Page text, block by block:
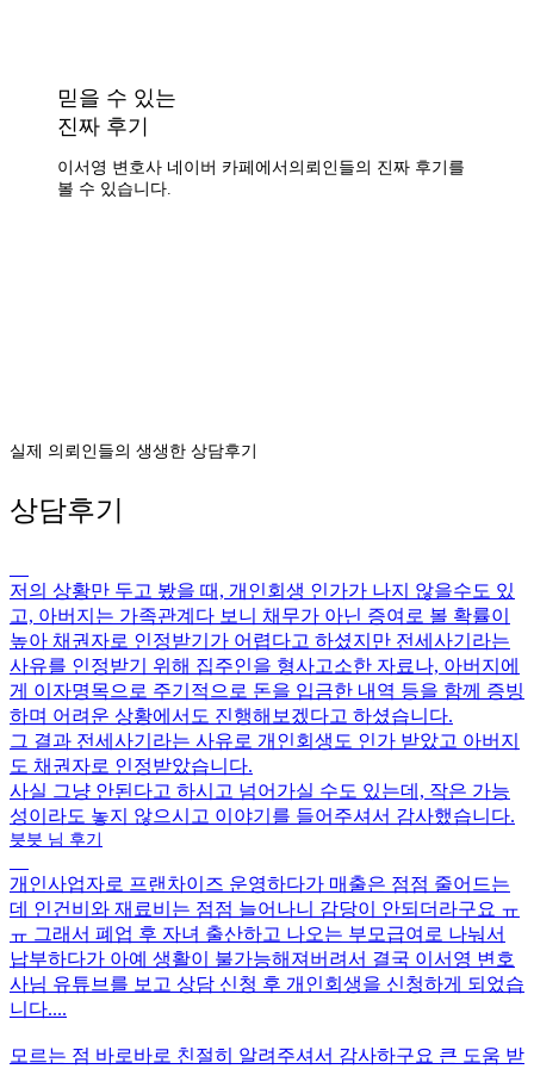
믿을 수 있는
진짜 후기
이서영 변호사 네이버 카페에서 의뢰인들의 진짜 후기를
볼 수 있습니다.
실제 의뢰인들의 생생한 상담후기
상담후기
저의 상황만 두고 봤을 때, 개인회생 인가가 나지 않을수도 있
고, 아버지는 가족관계다 보니 채무가 아닌 증여로 볼 확률이
높아 채권자로 인정받기가 어렵다고 하셨지만 전세사기라는
사유를 인정받기 위해 집주인을 형사고소한 자료나, 아버지에
게 이자명목으로 주기적으로 돈을 입금한 내역 등을 함께 증빙
하며 어려운 상황에서도 진행해보겠다고 하셨습니다.
그 결과 전세사기라는 사유로 개인회생도 인가 받았고 아버지
도 채권자로 인정받았습니다.
사실 그냥 안된다고 하시고 넘어가실 수도 있는데, 작은 가능
성이라도 놓지 않으시고 이야기를 들어주셔서 감사했습니다.
븟븟 님 후기
개인사업자로 프랜차이즈 운영하다가 매출은 점점 줄어드는
데 인건비와 재료비는 점점 늘어나니 감당이 안되더라구요 ㅠ
ㅠ 그래서 폐업 후 자녀 출산하고 나오는 부모급여로 나눠서
납부하다가 아예 생활이 불가능해져버려서 결국 이서영 변호
사님 유튜브 를 보고 상담 신청 후 개인회생을 신청하게 되었습
니다....
모르는 점 바로바로 친절히 알려주셔서 감사하구요 큰 도움 받